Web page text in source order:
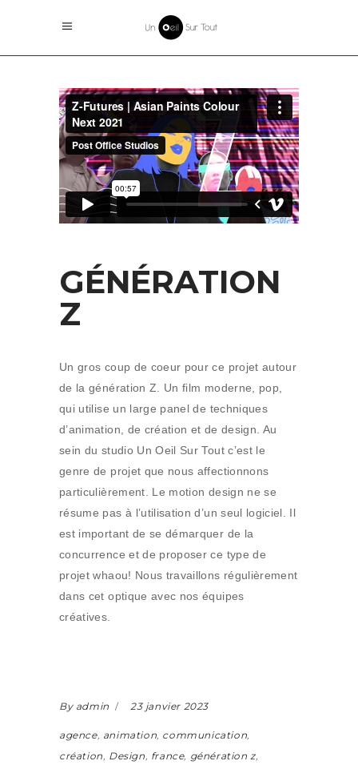
GÉNÉRATION
Z
Un gros coup de coeur pour ce projet autour
de la génération Z. Un film moderne, pop,
qui utilise un large panel de techniques
d’animation, de création et de design. Au
sein du studio Un Oeil Sur Tout c’est le
genre de projet que nous affectionnons
particulièrement. Le motion design ne se
résume pas à l’utilisation d’un seul logiciel. Il
est important de se démarquer de la
concurrence et de proposer ce type de
projet whaou! Nous travaillons régulièrement
dans cet optique avec nos équipes
créatives.
By admin 23 janvier 2023
agence, animation communication
création Design france, génération z,